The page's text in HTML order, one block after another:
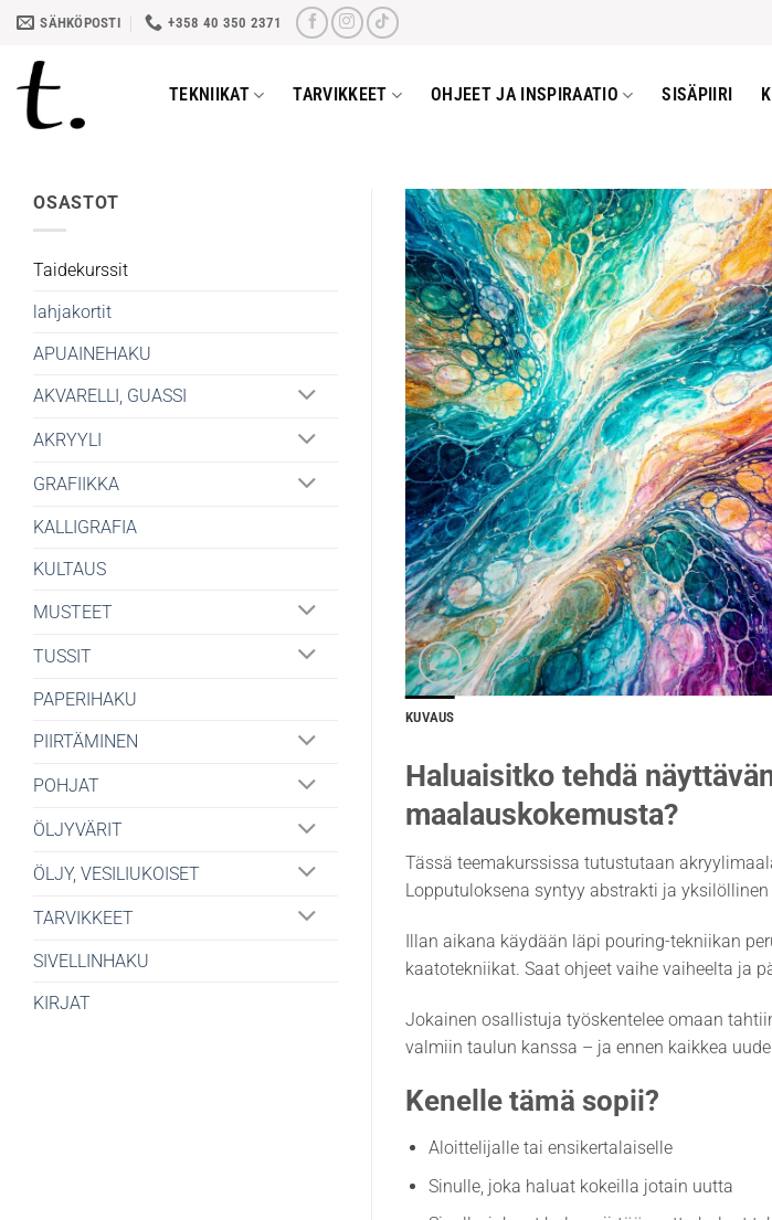
Skip
content
SÄHKÖPOSTI +358 40 350 2371
TEKNIIKAT TARVIKKEET OHJEET JA INSPIRAATIO SISÄPIIRI
OSASTOT
Taidekurssit
lahjakortit
APUAINEHAKU
AKVARELLI, GUASSI
AKRYYLI
GRAFIIKKA
KALLIGRAFIA
KULTAUS
MUSTEET
TUSSIT
PAPERIHAKU
PIIRTÄMINEN
POHJAT
ÖLJYVÄRIT
ÖLJY, VESILIUKOISET
TARVIKKEET
SIVELLINHAKU
KIRJAT
KUVAUS
Haluaisitko tehdä
maalauskokemusta?
Tässä teemakurssissa tutustutaan
Lopputuloksena syntyy abstrakti ja
Illan aikana käydään läpi pouring-tekniikan
kaatotekniikat. Saat ohjeet vaihe vaiheelta ja
Jokainen osallistuja työskentelee omaan
valmiin taulun kanssa – ja ennen kaikkea
Kenelle tämä sopii?
Aloittelijalle tai ensikertalaiselle
Sinulle, joka haluat kokeilla jotain uutta